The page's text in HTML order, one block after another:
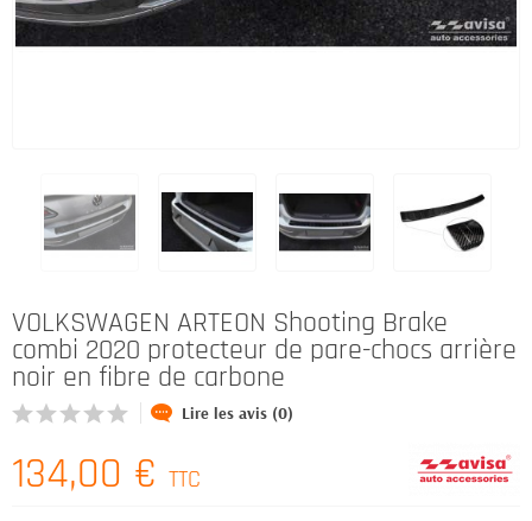
VOLKSWAGEN ARTEON Shooting Brake
combi 2020 protecteur de pare-chocs arrière
noir en fibre de carbone
Lire les avis (0)
134,00 € TTC